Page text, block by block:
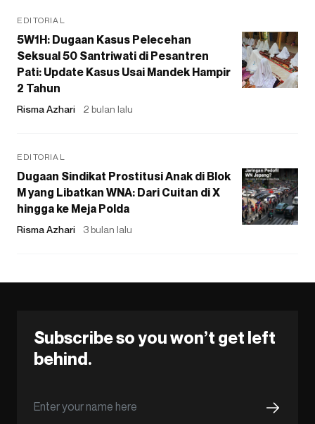
EDITORIAL
5W1H: Dugaan Kasus Pelecehan
Seksual 50 Santriwati di Pesantren
Pati: Update Kasus Usai Mandek Hampir
2 Tahun
Risma Azhari 2 bulan lalu
EDITORIAL
Dugaan Sindikat Prostitusi Anak di Blok
M yang Libatkan WNA: Dari Cuitan di X
hingga ke Meja Polda
Risma Azhari 3 bulan lalu
Subscribe so you won’t get left
behind.